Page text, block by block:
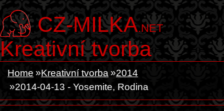
CZ-MILKA.NET
Kreativní tvorba
Home Kreativní tvorba
2014
2014-04-13 - Yosemite, Rodina